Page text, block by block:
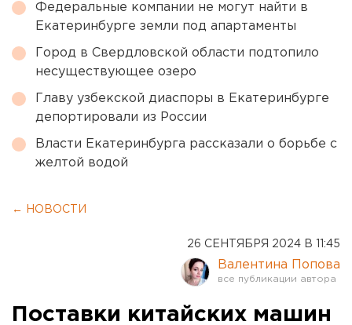
Федеральные компании не могут найти в
Екатеринбурге земли под апартаменты
Город в Свердловской области подтопило
несуществующее озеро
Главу узбекской диаспоры в Екатеринбурге
депортировали из России
Власти Екатеринбурга рассказали о борьбе с
желтой водой
← НОВОСТИ
26 СЕНТЯБРЯ 2024 В 11:45
Валентина Попова
Поставки китайских машин